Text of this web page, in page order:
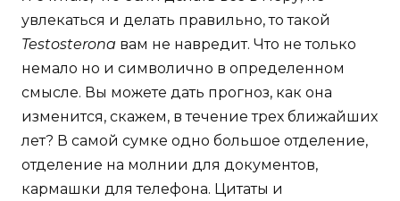
увлекаться и делать правильно, то такой
Testosterona вам не навредит. Что не только
немало но и символично в определенном
смысле. Вы можете дать прогноз, как она
изменится, скажем, в течение трех ближайших
лет? В самой сумке одно большое отделение,
отделение на молнии для документов,
кармашки для телефона. Цитаты и